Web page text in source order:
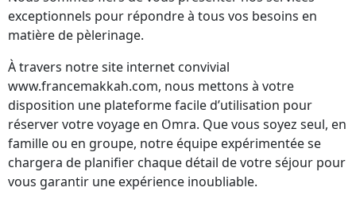
exceptionnels pour répondre à tous vos besoins en
matière de pèlerinage.
À travers notre site internet convivial
www.francemakkah.com, nous mettons à votre
disposition une plateforme facile d’utilisation pour
réserver votre voyage en Omra. Que vous soyez seul, en
famille ou en groupe, notre équipe expérimentée se
chargera de planifier chaque détail de votre séjour pour
vous garantir une expérience inoubliable.